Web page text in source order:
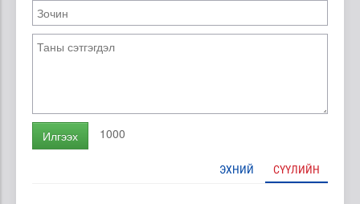
Илгээх 1000
ЭХНИЙ СҮҮЛИЙН